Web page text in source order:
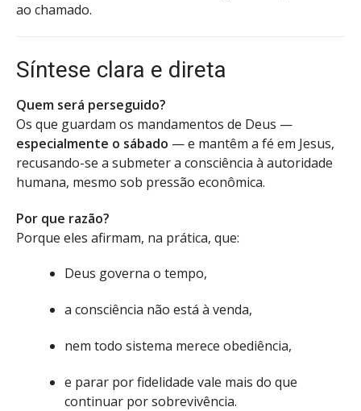
ao chamado.
Síntese clara e direta
Quem será perseguido?
Os que guardam os mandamentos de Deus —
especialmente o sábado — e mantêm a fé em Jesus,
recusando-se a submeter a consciência à autoridade
humana, mesmo sob pressão econômica.
Por que razão?
Porque eles afirmam, na prática, que:
Deus governa o tempo,
a consciência não está à venda,
nem todo sistema merece obediência,
e parar por fidelidade vale mais do que
continuar por sobrevivência.